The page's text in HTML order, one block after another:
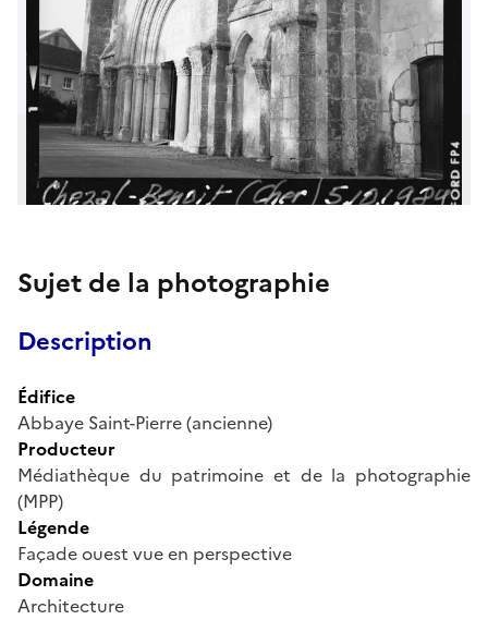
Sujet de la photographie
Description
Édifice
Abbaye Saint-Pierre (ancienne)
Producteur
Médiathèque du patrimoine et de la photographie
(MPP)
Légende
Façade ouest vue en perspective
Domaine
Architecture